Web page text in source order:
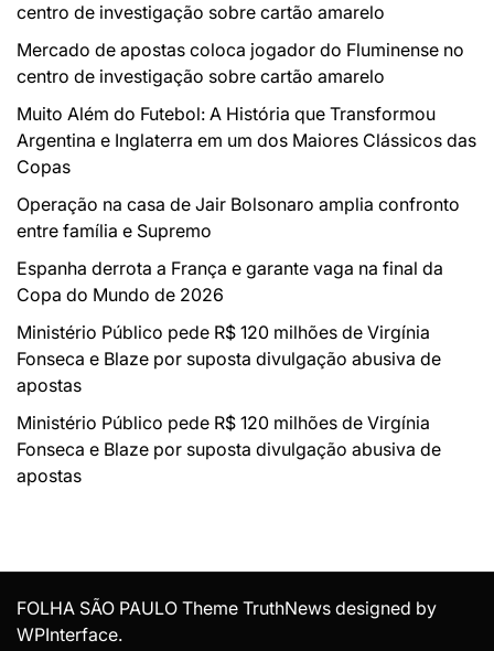
centro de investigação sobre cartão amarelo
Mercado de apostas coloca jogador do Fluminense no
centro de investigação sobre cartão amarelo
Muito Além do Futebol: A História que Transformou
Argentina e Inglaterra em um dos Maiores Clássicos das
Copas
Operação na casa de Jair Bolsonaro amplia confronto
entre família e Supremo
Espanha derrota a França e garante vaga na final da
Copa do Mundo de 2026
Ministério Público pede R$ 120 milhões de Virgínia
Fonseca e Blaze por suposta divulgação abusiva de
apostas
Ministério Público pede R$ 120 milhões de Virgínia
Fonseca e Blaze por suposta divulgação abusiva de
apostas
FOLHA SÃO PAULO Theme TruthNews designed by
WPInterface.